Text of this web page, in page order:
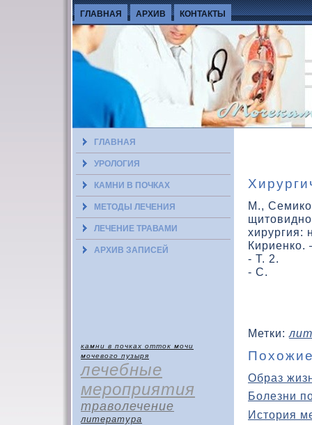
ГЛАВНАЯ АРХИВ КОНТАКТЫ
ГЛАВНАЯ
УРОЛОГИЯ
КАМНИ В ПОЧКАХ
МЕТОДЫ ЛЕЧЕНИЯ
ЛЕЧЕНИЕ ТРАВАМИ
АРХИВ ЗАПИСЕЙ
камни в почках отток мочи
мочевого пузыря
лечебные
мероприятия
траволечение
литература
M.,
хирургия:
- Т. 2.
- С.
Метки:
Образ
Болезни
История